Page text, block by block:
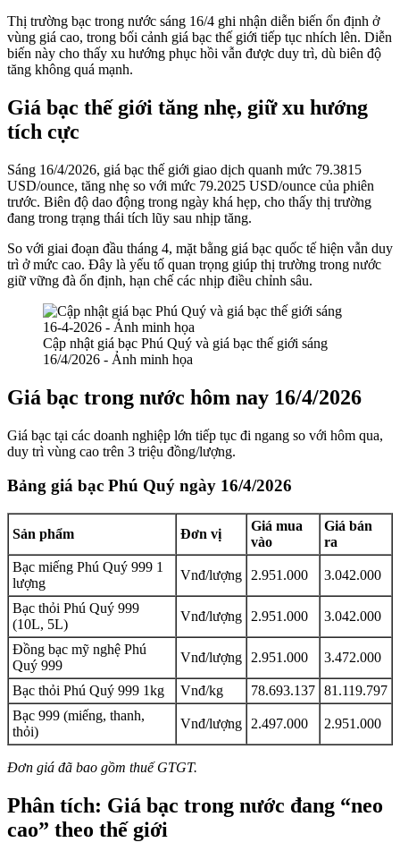
Thị trường bạc trong nước sáng 16/4 ghi nhận diễn biến ổn định ở
vùng giá cao, trong bối cảnh giá bạc thế giới tiếp tục nhích lên. Diễn
biến này cho thấy xu hướng phục hồi vẫn được duy trì, dù biên độ
tăng không quá mạnh.
Giá bạc thế giới tăng nhẹ, giữ xu hướng
tích cực
Sáng 16/4/2026, giá bạc thế giới giao dịch quanh mức 79.3815
USD/ounce, tăng nhẹ so với mức 79.2025 USD/ounce của phiên
trước. Biên độ dao động trong ngày khá hẹp, cho thấy thị trường
đang trong trạng thái tích lũy sau nhịp tăng.
So với giai đoạn đầu tháng 4, mặt bằng giá bạc quốc tế hiện vẫn duy
trì ở mức cao. Đây là yếu tố quan trọng giúp thị trường trong nước
giữ vững đà ổn định, hạn chế các nhịp điều chỉnh sâu.
Cập nhật giá bạc Phú Quý và giá bạc thế giới sáng
16/4/2026 - Ảnh minh họa
Giá bạc trong nước hôm nay 16/4/2026
Giá bạc tại các doanh nghiệp lớn tiếp tục đi ngang so với hôm qua,
duy trì vùng cao trên 3 triệu đồng/lượng.
Bảng giá bạc Phú Quý ngày 16/4/2026
Sản phẩm Đơn vị
Giá mua
vào
Giá bán
ra
Bạc miếng Phú Quý 999 1
lượng
Vnđ/lượng 2.951.000 3.042.000
Bạc thỏi Phú Quý 999
(10L, 5L)
Vnđ/lượng 2.951.000 3.042.000
Đồng bạc mỹ nghệ Phú
Quý 999
Vnđ/lượng 2.951.000 3.472.000
Bạc thỏi Phú Quý 999 1kg Vnđ/kg 78.693.137 81.119.797
Bạc 999 (miếng, thanh,
thỏi)
Vnđ/lượng 2.497.000 2.951.000
Đơn giá đã bao gồm thuế GTGT.
Phân tích: Giá bạc trong nước đang “neo
cao” theo thế giới